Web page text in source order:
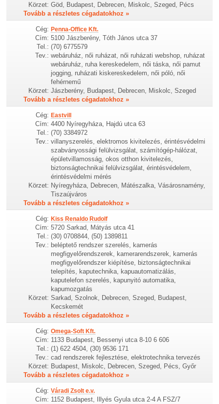
Körzet: Göd, Budapest, Debrecen, Miskolc, Szeged, Pécs
Tovább a részletes cégadatokhoz »
Cég: Penna-Office Kft.
Cím: 5100 Jászberény, Tóth János utca 37
Tel.: (70) 6775579
Tev.: webáruház, női ruházat, női ruházati webshop, ruházat
webáruház, ruha kereskedelem, női táska, női pamut
jogging, ruházati kiskereskedelem, női póló, női
fehérnemű
Körzet: Jászberény, Budapest, Debrecen, Miskolc, Szeged
Tovább a részletes cégadatokhoz »
Cég: Eastvill
Cím: 4400 Nyíregyháza, Hajdú utca 63
Tel.: (70) 3384972
Tev.: villanyszerelés, elektromos kivitelezés, érintésvédelmi
szabványossági felülvizsgálat, számítógép-hálózat,
épületvillamosság, okos otthon kivitelezés,
biztonságtechnikai felülvizsgálat, érintésvédelem,
érintésvédelmi mérés
Körzet: Nyíregyháza, Debrecen, Mátészalka, Vásárosnamény,
Tiszaújváros
Tovább a részletes cégadatokhoz »
Cég: Kiss Renaldo Rudolf
Cím: 5720 Sarkad, Mátyás utca 41
Tel.: (30) 0708844, (50) 1389811
Tev.: beléptető rendszer szerelés, kamerás
megfigyelőrendszerek, kamerarendszerek, kamerás
megfigyelőrendszer kiépítése, biztonságtechnikai
telepítés, kaputechnika, kapuautomatizálás,
kaputelefon szerelés, kapunyitó automatika,
kapumozgatás
Körzet: Sarkad, Szolnok, Debrecen, Szeged, Budapest,
Kecskemét
Tovább a részletes cégadatokhoz »
Cég: Omega-Soft Kft.
Cím: 1133 Budapest, Bessenyi utca 8-10 6 606
Tel.: (1) 622 4504, (30) 9536 171
Tev.: cad rendszerek fejlesztése, elektrotechnika tervezés
Körzet: Budapest, Miskolc, Debrecen, Szeged, Pécs, Győr
Tovább a részletes cégadatokhoz »
Cég: Váradi Zsolt e.v.
Cím: 1152 Budapest, Illyés Gyula utca 2-4 A FSZ/7